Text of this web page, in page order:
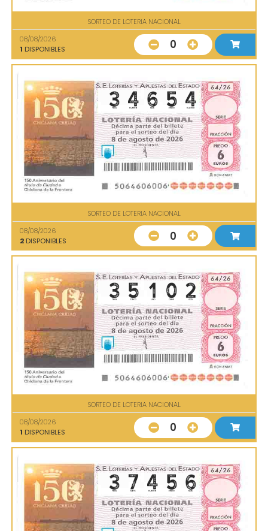
SORTEO DE LOTERIA NACIONAL
08/08/2026
1 DISPONIBLES 0
SORTEO DE LOTERIA NACIONAL
08/08/2026
2 DISPONIBLES 0
SORTEO DE LOTERIA NACIONAL
08/08/2026
1 DISPONIBLES 0